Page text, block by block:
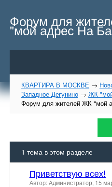
Форум для
"мой адрес На
КВАРТИРА В МОСКВЕ →
Западное Дегунино → ЖК
Форум для жителей ЖК "мой
1 тема в этом разделе
Приветствую всех!
Автор: Администратор, 15